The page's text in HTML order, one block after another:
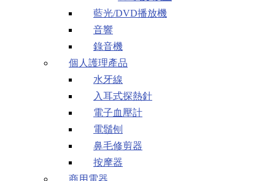
藍光/DVD播放機
音響
錄音機
個人護理產品
水牙線
入耳式探熱針
電子血壓計
電鬚刨
鼻毛修剪器
按摩器
商用電器